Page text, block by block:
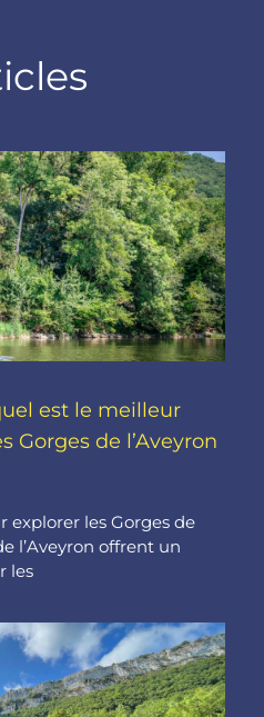
est le meilleur
Gorges de l’Aveyron
explorer les Gorges de
l’Aveyron offrent un
les